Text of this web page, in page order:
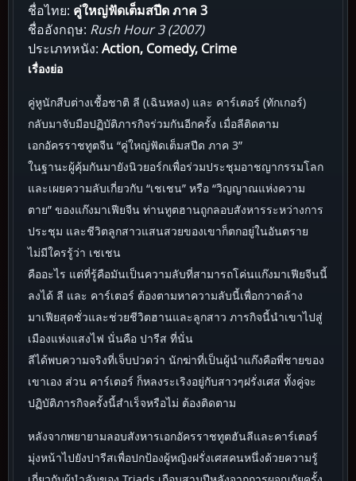
ชื่อไทย: คู่ใหญ่ฟัดเต็มสปีด ภาค 3
ชื่ออังกฤษ: Rush Hour 3 (2007)
ประเภทหนัง: Action, Comedy, Crime
เรื่องย่อ
คู่หูนักสืบต่างเชื้อชาติ ลี (เฉินหลง) และ คาร์เตอร์ (ทักเกอร์)
กลับมาจับมือปฏิบัติภารกิจร่วมกันอีกครั้ง เมื่อลีติดตาม
เอกอัครราชทูตจีน “คู่ใหญ่ฟัดเต็มสปีด ภาค 3”
ในฐานะผู้คุ้มกันมายังนิวยอร์กเพื่อร่วมประชุมอาชญากรรมโลก
และเผยความลับเกี่ยวกับ “เชเชน” หรือ “วิญญาณแห่งความ
ตาย” ของแก๊งมาเฟียจีน ท่านทูตฮานถูกลอบสังหารระหว่างการ
ประชุม และชีวิตลูกสาวแสนสวยของเขาก็ตกอยู่ในอันตราย
ไม่มีใครรู้ว่า เชเชน
คืออะไร แต่ที่รู้คือมันเป็นความลับที่สามารถโค่นแก๊งมาเฟียจีนนี้
ลงได้ ลี และ คาร์เตอร์ ต้องตามหาความลับนี้เพื่อกวาดล้าง
มาเฟียสุดชั่วและช่วยชีวิตฮานและลูกสาว ภารกิจนี้นำเขาไปสู่
เมืองแห่งแสงไฟ นั่นคือ ปารีส ที่นั่น
ลีได้พบความจริงที่เจ็บปวดว่า นักฆ่าที่เป็นผู้นำแก๊งคือพี่ชายของ
เขาเอง ส่วน คาร์เตอร์ ก็หลงระเริงอยู่กับสาวๆฝรั่งเศส ทั้งคู่จะ
ปฏิบัติภารกิจครั้งนี้สำเร็จหรือไม่ ต้องติดตาม
หลังจากพยายามลอบสังหารเอกอัครราชทูตฮันลีและคาร์เตอร์
มุ่งหน้าไปยังปารีสเพื่อปกป้องผู้หญิงฝรั่งเศสคนหนึ่งด้วยความรู้